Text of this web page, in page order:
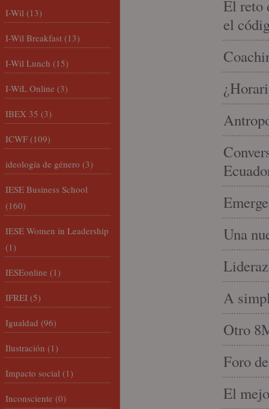
El reto
el
Una
A
Otro
Foro
El
I-Wil (13)
I-Wil Breakfast (13)
I-Wil Lunch (15)
I-WiL Online (3)
IBEX 35 (3)
ICWF (109)
ideología de género (3)
IESE Business School
(160)
IESE Women in Leadership
(1)
IESEonline (1)
IFREI (5)
Igualdad (96)
Ilustración (1)
Impacto social (1)
Inconsciente (0)